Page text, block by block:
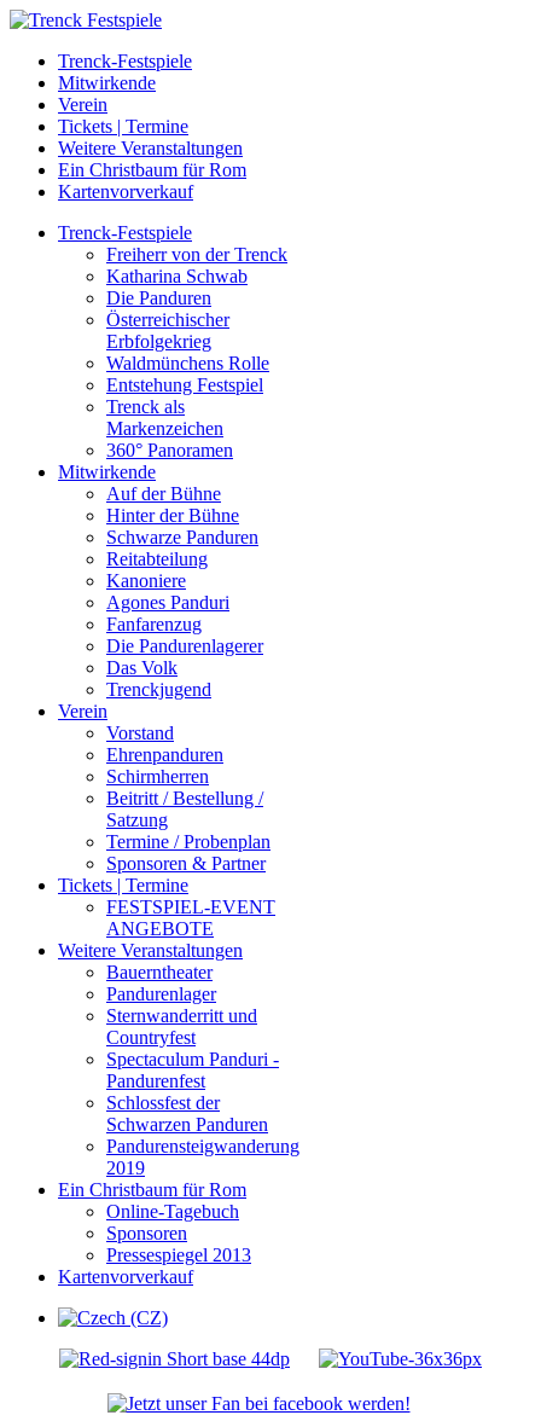
Trenck-Festspiele
Mitwirkende
Verein
Tickets | Termine
Weitere Veranstaltungen
Ein Christbaum für Rom
Kartenvorverkauf
Trenck-Festspiele
Freiherr von der Trenck
Katharina Schwab
Die Panduren
Österreichischer
Erbfolgekrieg
Waldmünchens Rolle
Entstehung Festspiel
Trenck als
Markenzeichen
360° Panoramen
Mitwirkende
Auf der Bühne
Hinter der Bühne
Schwarze Panduren
Reitabteilung
Kanoniere
Agones Panduri
Fanfarenzug
Die Pandurenlagerer
Das Volk
Trenckjugend
Verein
Vorstand
Ehrenpanduren
Schirmherren
Beitritt / Bestellung /
Satzung
Termine / Probenplan
Sponsoren & Partner
Tickets | Termine
FESTSPIEL-EVENT
ANGEBOTE
Weitere Veranstaltungen
Bauerntheater
Pandurenlager
Sternwanderritt und
Countryfest
Spectaculum Panduri -
Pandurenfest
Schlossfest der
Schwarzen Panduren
Pandurensteigwanderung
2019
Ein Christbaum für Rom
Online-Tagebuch
Sponsoren
Pressespiegel 2013
Kartenvorverkauf